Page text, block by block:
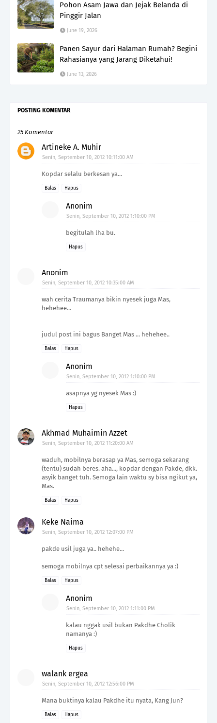
Pohon Asam Jawa dan Jejak Belanda di
Pinggir Jalan
June 19, 2026
Panen Sayur dari Halaman Rumah? Begini
Rahasianya yang Jarang Diketahui!
June 13, 2026
POSTING KOMENTAR
25 Komentar
Artineke A. Muhir
Senin, September 10, 2012 10:11:00 AM
Kopdar selalu berkesan ya...
Balas Hapus
Anonim
Senin, September 10, 2012 1:10:00 PM
begitulah lha bu.
Hapus
Anonim
Senin, September 10, 2012 10:35:00 AM
wah cerita Traumanya bikin nyesek juga Mas,
hehehee...
judul post ini bagus Banget Mas ... hehehee..
Balas Hapus
Anonim
Senin, September 10, 2012 1:10:00 PM
asapnya yg nyesek Mas :)
Hapus
Akhmad Muhaimin Azzet
Senin, September 10, 2012 11:20:00 AM
waduh, mobilnya berasap ya Mas, semoga sekarang
(tentu) sudah beres. aha..., kopdar dengan Pakde, dkk.
asyik banget tuh. Semoga lain waktu sy bisa ngikut ya,
Mas.
Balas Hapus
Keke Naima
Senin, September 10, 2012 12:07:00 PM
pakde usil juga ya.. hehehe...
semoga mobilnya cpt selesai perbaikannya ya :)
Balas Hapus
Anonim
Senin, September 10, 2012 1:11:00 PM
kalau nggak usil bukan Pakdhe Cholik
namanya :)
Hapus
walank ergea
Senin, September 10, 2012 12:56:00 PM
Mana buktinya kalau Pakdhe itu nyata, Kang Jun?
Balas Hapus